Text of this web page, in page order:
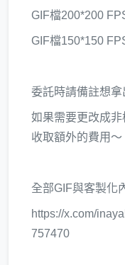
GIF檔200*200
GIF檔150*150
委託時請備註想
如果需要更改成
收取額外的費用～
全部GIF與客製化
https://x.com/
757470